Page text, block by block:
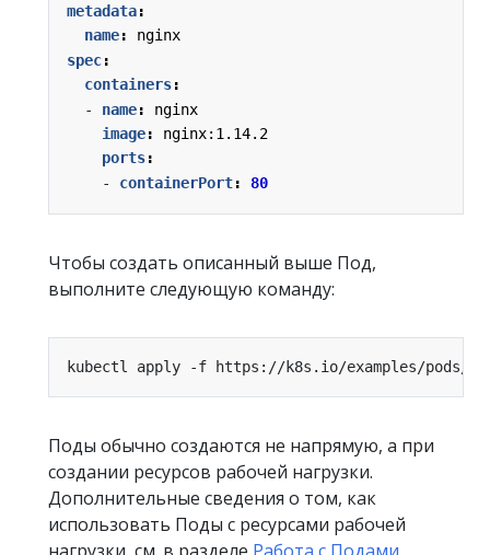
metadata:
name:
nginx
spec:
containers:
- name:
nginx
image:
nginx:1.14.2
ports:
- containerPort: 80
Чтобы создать описанный выше Под,
выполните следующую команду:
Поды обычно создаются не напрямую, а при
создании ресурсов рабочей нагрузки.
Дополнительные сведения о том, как
использовать Поды с ресурсами рабочей